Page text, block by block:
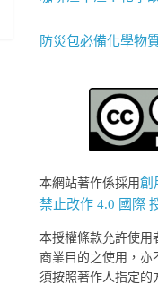
防災包必備化學物
本網站著作係採用創
禁止改作 4.0 國際
本授權條款允許使用
商業目的之使用，亦
須按照著作人指定的